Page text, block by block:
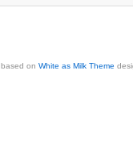
based onWhite as Milk Theme